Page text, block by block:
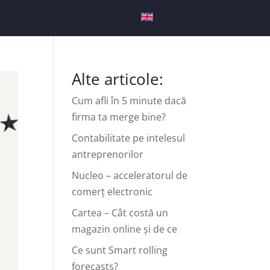
Alte articole:
Cum afli în 5 minute dacă
firma ta merge bine?
Contabilitate pe intelesul
antreprenorilor
Nucleo – acceleratorul de
comerț electronic
Cartea – Cât costă un
magazin online și de ce
Ce sunt Smart rolling
forecasts?